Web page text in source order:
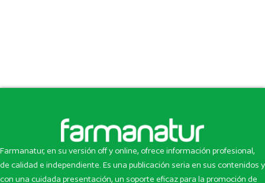
Farmanatur, en su versión off y online, ofrece información profesional,
de calidad e independiente. Es una publicación seria en sus contenidos y
con una cuidada presentación, un soporte eficaz para la promoción de